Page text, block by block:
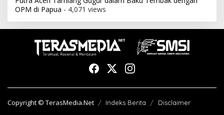
Copyright © TerasMedia.Net Indeks Berita